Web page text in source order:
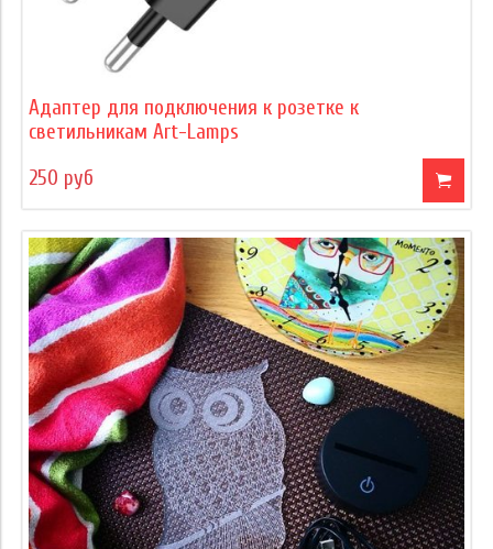
Адаптер для подключения к розетке к
светильникам Art-Lamps
250 руб